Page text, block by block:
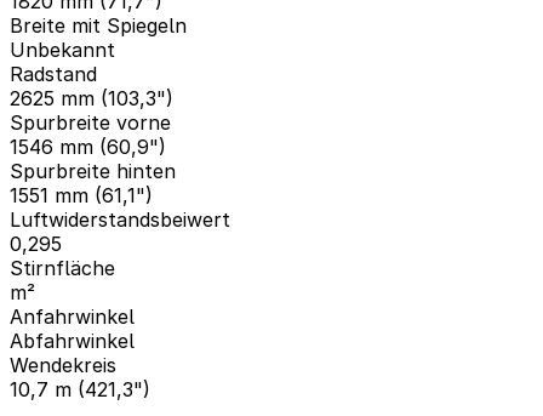
Breite mit Spiegeln
Unbekannt
Radstand
2625 mm (103,3")
Spurbreite vorne
1546 mm (60,9")
Spurbreite hinten
1551 mm (61,1")
Luftwiderstandsbeiwert
0,295
Stirnfläche
m²
Anfahrwinkel
Abfahrwinkel
Wendekreis
10,7 m (421,3")